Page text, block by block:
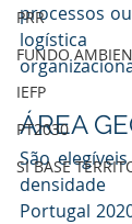
PRR
FUNDO
IEFP
PT2030
SI BASE
processos
ÁREA
São
Portugal